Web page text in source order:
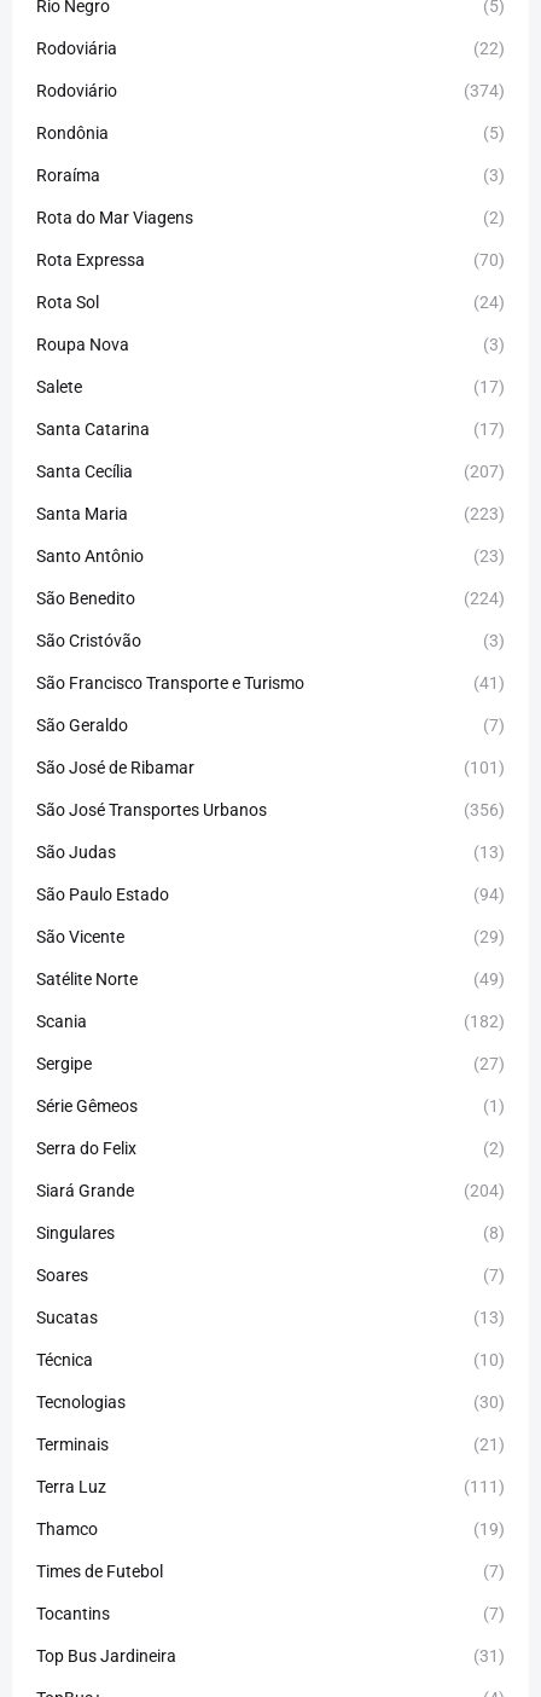
Rio Negro (5)
Rodoviária (22)
Rodoviário (374)
Rondônia (5)
Roraíma (3)
Rota do Mar Viagens (2)
Rota Expressa (70)
Rota Sol (24)
Roupa Nova (3)
Salete (17)
Santa Catarina (17)
Santa Cecília (207)
Santa Maria (223)
Santo Antônio (23)
São Benedito (224)
São Cristóvão (3)
São Francisco Transporte e Turismo (41)
São Geraldo (7)
São José de Ribamar (101)
São José Transportes Urbanos (356)
São Judas (13)
São Paulo Estado (94)
São Vicente (29)
Satélite Norte (49)
Scania (182)
Sergipe (27)
Série Gêmeos (1)
Serra do Felix (2)
Siará Grande (204)
Singulares (8)
Soares (7)
Sucatas (13)
Técnica (10)
Tecnologias (30)
Terminais (21)
Terra Luz (111)
Thamco (19)
Times de Futebol (7)
Tocantins (7)
Top Bus Jardineira (31)